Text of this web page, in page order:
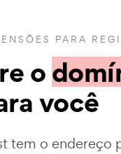
PARA
o
você
tem o endereço